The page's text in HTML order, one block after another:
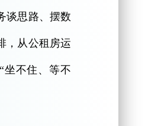
谈思路、摆数
，从公租房运
坐不住、等不